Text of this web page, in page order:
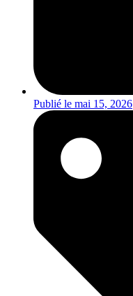
Publié le mai 15, 2026